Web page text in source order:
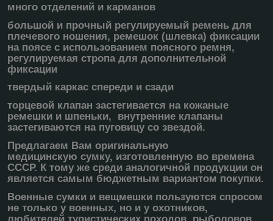
много отделений и карманов
большой и прочный регулируемый ремень для
плечевого ношения, ремешок (шлевка) фиксации
на поясе с использованием поясного ремня,
регулируемая стропа для дополнительной
фиксации
твердый каркас спереди и сзади
торцевой клапан застегивается на кожаные
ремешки и шпеньки, внутренние клапаны
застегиваются на пуговицу со звездой.
Предлагаем Вам оригинальную
медицинскую сумку, изготовленную во времена
СССР. К тому же среди аналогичной продукции он
является самым бюджетным вариантом покупки.
Военные сумки и вещмешки пользуются спросом
не только у военных, но и у охотников,
любителей туристических походов, рыболовов,